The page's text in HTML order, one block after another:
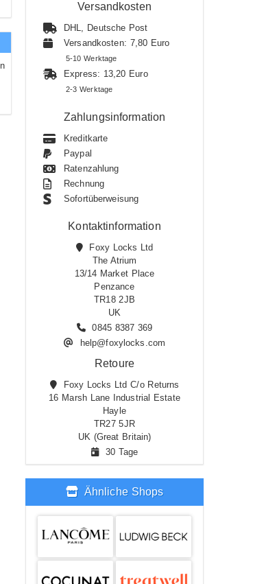
Versandkosten
DHL, Deutsche Post
Versandkosten: 7,80 Euro
5-10 Werktage
Express: 13,20 Euro
2-3 Werktage
Zahlungsinformation
Kreditkarte
Paypal
Ratenzahlung
Rechnung
Sofortüberweisung
Kontaktinformation
Foxy Locks Ltd
The Atrium
13/14 Market Place
Penzance
TR18 2JB
UK
0845 8387 369
help@foxylocks.com
Retoure
Foxy Locks Ltd C/o Returns
16 Marsh Lane Industrial Estate
Hayle
TR27 5JR
UK (Great Britain)
30 Tage
Ähnliche Shops